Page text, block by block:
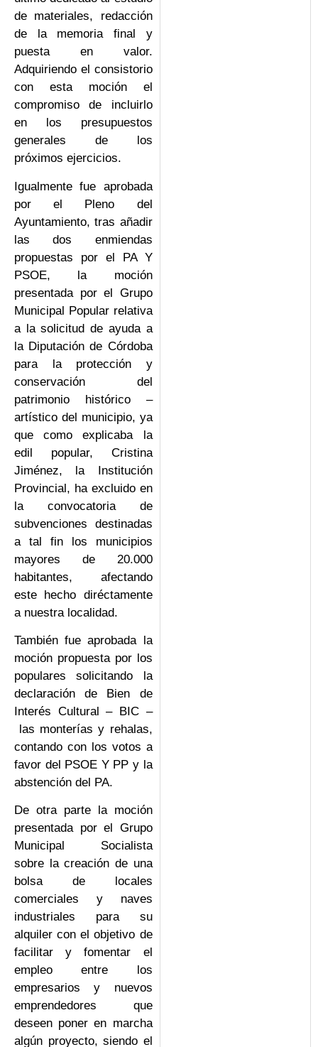
de materiales, redacción
de la memoria final y
puesta en valor.
Adquiriendo el consistorio
con esta moción el
compromiso de incluirlo
en los presupuestos
generales de los
próximos ejercicios.
Igualmente fue aprobada
por el Pleno del
Ayuntamiento, tras añadir
las dos enmiendas
propuestas por el PA Y
PSOE, la moción
presentada por el Grupo
Municipal Popular relativa
a la solicitud de ayuda a
la Diputación de Córdoba
para la protección y
conservación del
patrimonio histórico –
artístico del municipio, ya
que como explicaba la
edil popular, Cristina
Jiménez, la Institución
Provincial, ha excluido en
la convocatoria de
subvenciones destinadas
a tal fin los municipios
mayores de 20.000
habitantes, afectando
este hecho diréctamente
a nuestra localidad.
También fue aprobada la
moción propuesta por los
populares solicitando la
declaración de Bien de
Interés Cultural – BIC –
las monterías y rehalas,
contando con los votos a
favor del PSOE Y PP y la
abstención del PA.
De otra parte la moción
presentada por el Grupo
Municipal Socialista
sobre la creación de una
bolsa de locales
comerciales y naves
industriales para su
alquiler con el objetivo de
facilitar y fomentar el
empleo entre los
empresarios y nuevos
emprendedores que
deseen poner en marcha
algún proyecto, siendo el